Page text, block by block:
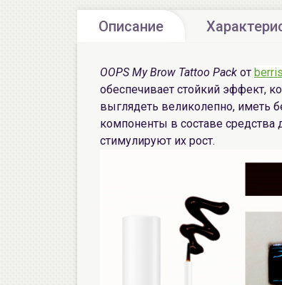
Описание
OOPS My Brow Tattoo Pack от
обеспечивает стойкий эффект,
выглядеть великолепно, иметь
компоненты в составе
стимулируют их рост.